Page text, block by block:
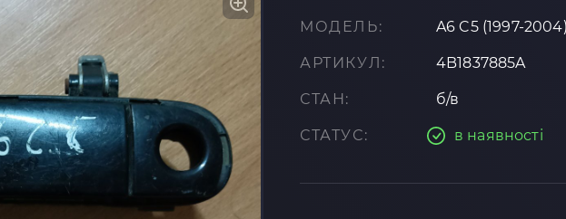
МОДЕЛЬ: A6 C5 (1997-2004)
АРТИКУЛ: 4B1837885A
СТАН: б/в
СТАТУС: в наявності